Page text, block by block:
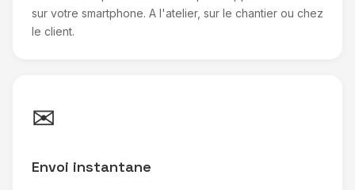
sur votre smartphone. A l'atelier, sur le chantier ou chez
le client.
✉
Envoi instantane